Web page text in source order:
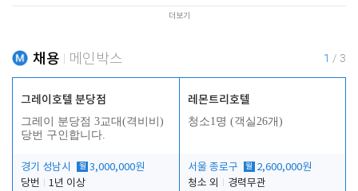
더보기
채용 메인박스 1 / 3
그레이호텔 분당점
그레이 분당점 3교대(격비비)
당번 구인합니다.
경기 성남시 월 3,000,000원
당번
1년 이상
레몬트리호텔
청소1명 (객실26개)
서울 종로구 월 2,600,000원
청소 외
경력무관